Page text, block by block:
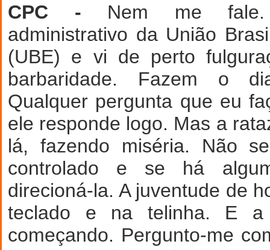
CPC - Nem me fale.
administrativo da União
(UBE) e vi de perto
barbaridade. Fazem o
Qualquer pergunta que eu
ele responde logo. Mas a
lá, fazendo miséria. Não
controlado e se há
direcioná-la. A juventude de
teclado e na telinha. E a
começando. Pergunto-me